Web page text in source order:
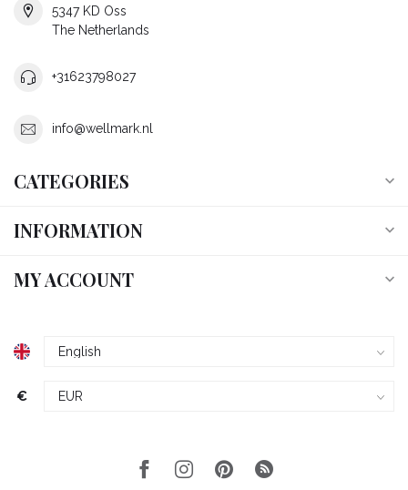
5347 KD Oss
The Netherlands
+31623798027
info@wellmark.nl
CATEGORIES
INFORMATION
MY ACCOUNT
€